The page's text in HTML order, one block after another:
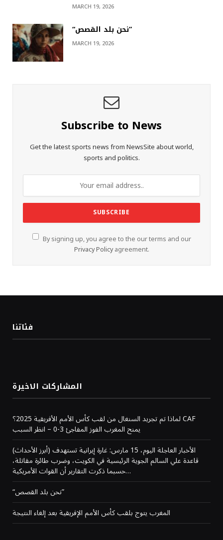
MARCH 19, 2026
“نحن بلد القصص”
MARCH 19, 2026
Subscribe to News
Get the latest sports news from NewsSite about world,
sports and politics.
By signing up, you agree to the our terms and our
Privacy Policyagreement.
فئاتنا
المشاركات الاخيرة
لماذا تم تجريد السنغال من لقب كأس الأمم الأفريقية 2025؟ CAF
يمنح المغرب الفوز المفاجئ 3-0 – انظر السبب
(أبرز الأحداث) الأخبار العاجلة اليوم، 15 مارس: غارة إيرانية تستهدف
قاعدة علي السالم الجوية الرئيسية في الكويت، وضرب طائرة مقاتلة،
حسبما ذكرت التقارير أن القوات الأمريكية…
“نحن بلد القصص”
المغرب يتوج بلقب كأس الأمم الإفريقية بعد إلغاء النتيجة